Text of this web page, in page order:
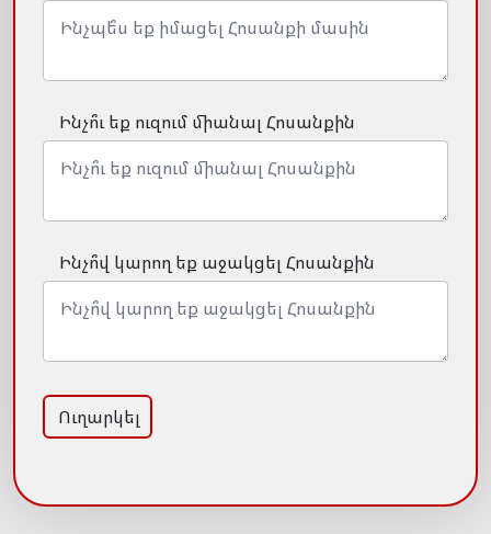
Ինչո՞ւ եք ուզում միանալ Հոսանքին
Ինչո՞վ կարող եք աջակցել Հոսանքին
Ուղարկել